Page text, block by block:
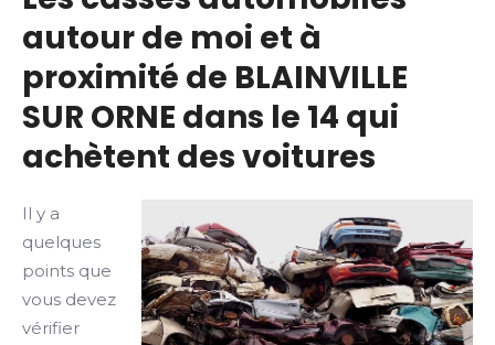
autour de moi et à
proximité de BLAINVILLE
SUR ORNE dans le 14 qui
achètent des voitures
Il y a
quelques
points que
vous devez
vérifier